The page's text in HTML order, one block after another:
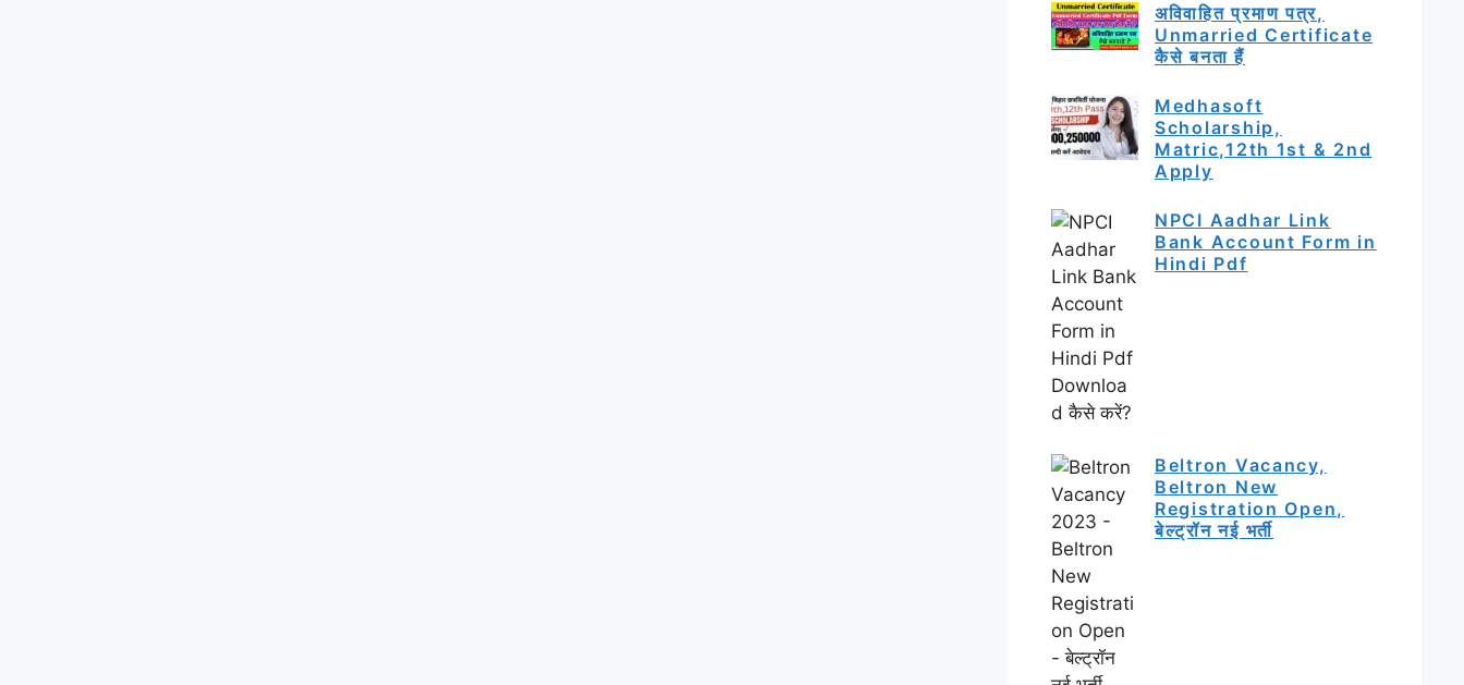
अविवाहित प्रमाण पत्र,
Unmarried Certificate
कैसे बनता हैं
Medhasoft
Scholarship,
Matric,12th 1st & 2nd
Apply
NPCI Aadhar Link
Bank Account Form in
Hindi Pdf
Beltron Vacancy,
Beltron New
Registration Open,
बेल्ट्रॉन नई भर्ती